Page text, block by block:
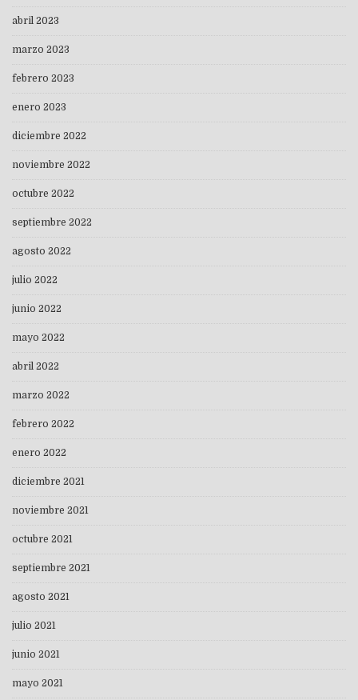
abril 2023
marzo 2023
febrero 2023
enero 2023
diciembre 2022
noviembre 2022
octubre 2022
septiembre 2022
agosto 2022
julio 2022
junio 2022
mayo 2022
abril 2022
marzo 2022
febrero 2022
enero 2022
diciembre 2021
noviembre 2021
octubre 2021
septiembre 2021
agosto 2021
julio 2021
junio 2021
mayo 2021